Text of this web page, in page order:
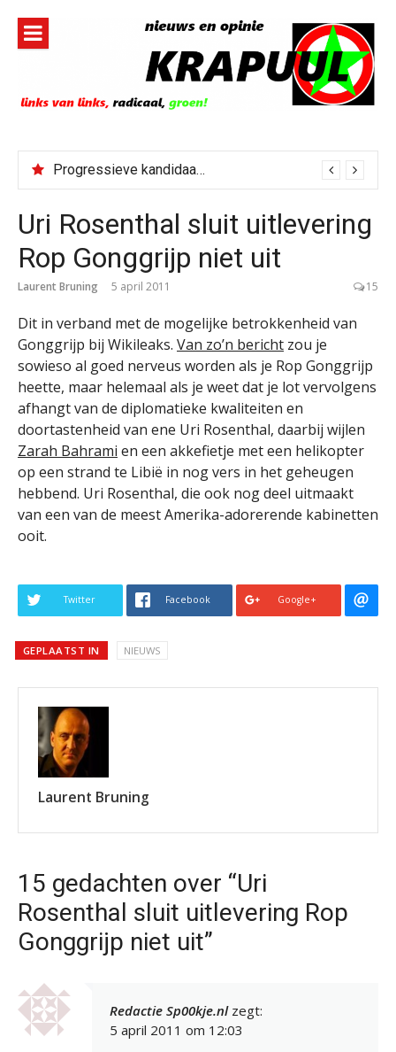
inhoud
Progressieve kandidaat El-Sayed senaatskandidaat Michigan
Uri Rosenthal sluit uitlevering
Rop Gonggrijp niet uit
Laurent Bruning 5 april 2011 15
Dit in verband met de mogelijke betrokkenheid van
Gonggrijp bij Wikileaks. Van zo’n bericht zou je
sowieso al goed nerveus worden als je Rop Gonggrijp
heette, maar helemaal als je weet dat je lot vervolgens
afhangt van de diplomatieke kwaliteiten en
doortastenheid van ene Uri Rosenthal, daarbij wijlen
Zarah Bahrami en een akkefietje met een helikopter
op een strand te Libië in nog vers in het geheugen
hebbend. Uri Rosenthal, die ook nog deel uitmaakt
van een van de meest Amerika-adorerende kabinetten
ooit.
Twitter Facebook Google+
GEPLAATST IN NIEUWS
Laurent Bruning
15 gedachten over “Uri
Rosenthal sluit uitlevering Rop
Gonggrijp niet uit”
Redactie Sp00kje.nl zegt:
5 april 2011 om 12:03